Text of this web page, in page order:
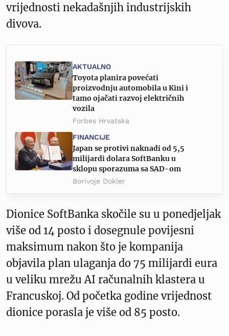
vrijednosti nekadašnjih industrijskih
divova.
AKTUALNO
Toyota planira povećati
proizvodnju automobila u Kini i
tamo ojačati razvoj električnih
vozila
Forbes Hrvatska
FINANCIJE
Japan se protivi naknadi od 5,5
milijardi dolara SoftBanku u
sklopu sporazuma sa SAD-om
Borivoje Dokler
Dionice SoftBanka skočile su u ponedjeljak
više od 14 posto i dosegnule povijesni
maksimum nakon što je kompanija
objavila plan ulaganja do 75 milijardi eura
u veliku mrežu AI računalnih klastera u
Francuskoj. Od početka godine vrijednost
dionice porasla je više od 85 posto.